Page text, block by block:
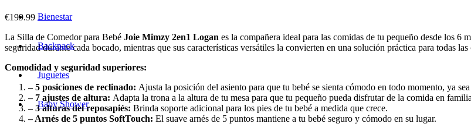
Bienestar
Backpack
Juguetes
Baby Shower
€199.99
La Silla de Comedor para Bebé Joie Mimzy 2en1 Logan es la compañera ideal para las comidas de tu pequeño desde los
seguridad durante cada bocado, mientras que sus características versátiles la convierten en una solución práctica para todas las
Comodidad y seguridad superiores:
– 5 posiciones de reclinado: Ajusta la posición del asiento para que tu bebé se sienta cómodo en todo momento, ya
– 7 ajustes de altura: Adapta la trona a la altura de tu mesa para que tu pequeño pueda disfrutar de la comida en
– 3 alturas del reposapiés: Brinda soporte adicional para los pies de tu bebé a medida que crece.
– Arnés de 5 puntos SoftTouch: El suave arnés de 5 puntos mantiene a tu bebé seguro y cómodo en su lugar.